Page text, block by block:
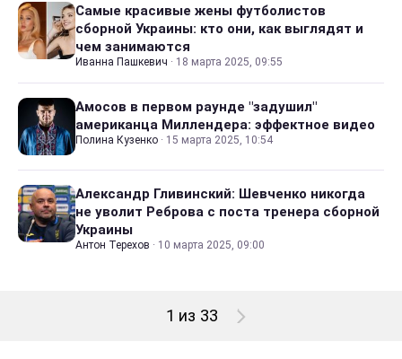
Самые красивые жены футболистов
сборной Украины: кто они, как выглядят и
чем занимаются
Иванна Пашкевич · 18 марта 2025, 09:55
Амосов в первом раунде "задушил"
американца Миллендера: эффектное видео
Полина Кузенко · 15 марта 2025, 10:54
Александр Гливинский: Шевченко никогда
не уволит Реброва с поста тренера сборной
Украины
Антон Терехов · 10 марта 2025, 09:00
1 из 33